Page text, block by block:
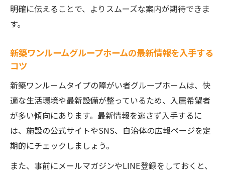
明確に伝えることで、よりスムーズな案内が期待できま
す。
新築ワンルームグループホームの最新情報を入手する
コツ
新築ワンルームタイプの障がい者グループホームは、快
適な生活環境や最新設備が整っているため、入居希望者
が多い傾向にあります。最新情報を逃さず入手するに
は、施設の公式サイトやSNS、自治体の広報ページを定
期的にチェックしましょう。
また、事前にメールマガジンやLINE登録をしておくと、